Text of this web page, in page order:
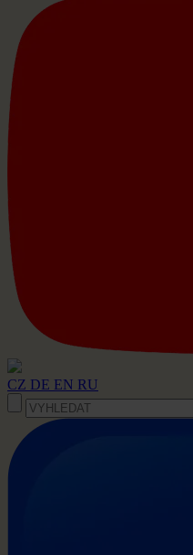
CZ DE EN RU